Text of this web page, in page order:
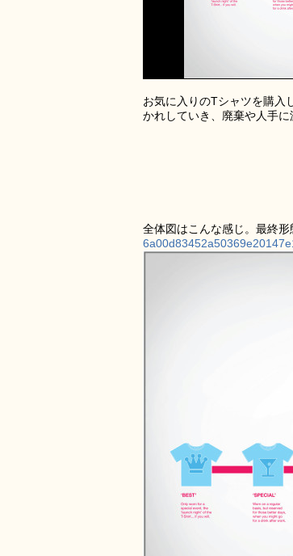
お気に入りのTシャツを購入
かれしていき、廃棄や人手
全体図はこんな感じ。最終形